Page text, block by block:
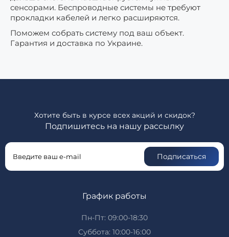
сенсорами. Беспроводные системы не требуют
прокладки кабелей и легко расширяются.
Поможем собрать систему под ваш объект.
Гарантия и доставка по Украине.
Хотите быть в курсе всех акций и скидок?
Подпишитесь на нашу рассылку
Подписаться
График работы
Пн-Пт: 09:00-18:30
Суббота: 10:00-16:00